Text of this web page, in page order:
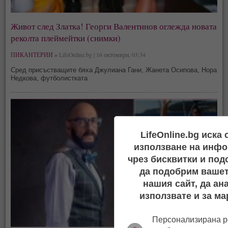
Живот след Златка! Георги Валентинов оглежда новата
реколта плеймейтки (снимки)
ПИКАНТЕРИИ » LifeOnline.bg | 16 октомври, 03:34
Сред присъстващите бяха Джулиана Гани, Жанета Осипова, Нора
Недкова, футболистката
LifeOnline.bg иска
използване на
чрез бисквитки и
да подобрим
нашия сайт, да
използвате и за
Персонализирана